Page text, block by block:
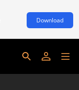
Download